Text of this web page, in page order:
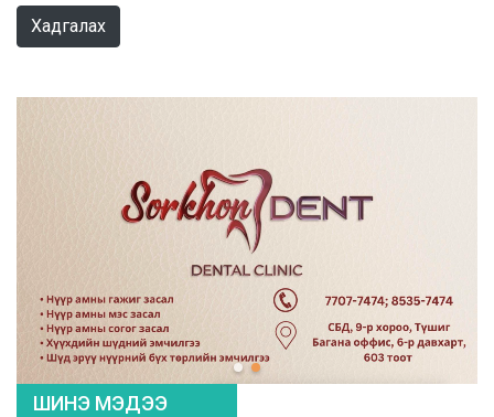
Хадгалах
ШИНЭ МЭДЭЭ